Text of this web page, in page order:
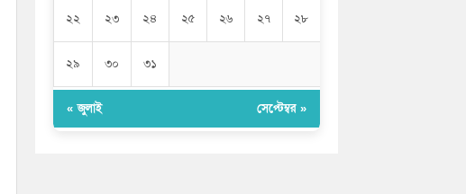
২২ ২৩ ২৪ ২৫ ২৬ ২৭ ২৮
২৯ ৩০ ৩১
« জুলাই সেপ্টেম্বর »